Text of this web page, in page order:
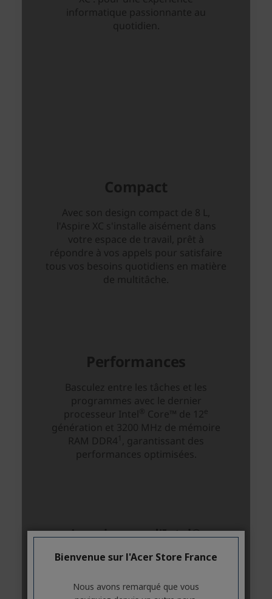
Bienvenue sur l'Acer Store France
Nous avons remarqué que vous